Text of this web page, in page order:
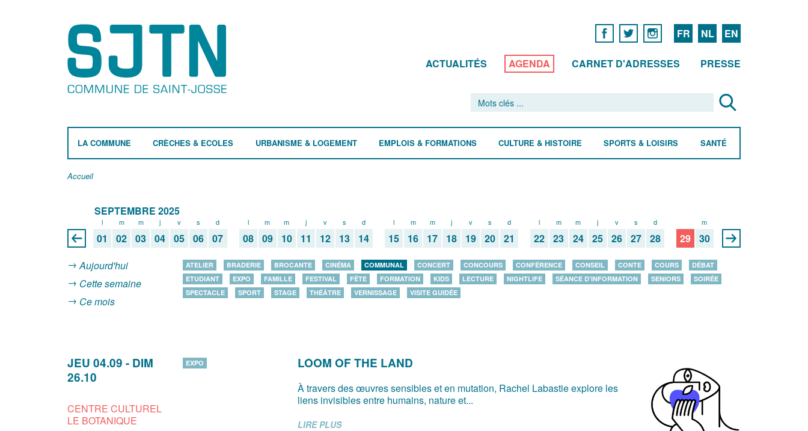
FR NL EN
ACTUALITÉS AGENDA CARNET D'ADRESSES PRESSE
LA COMMUNE CRÈCHES & ECOLES URBANISME & LOGEMENT EMPLOIS & FORMATIONS CULTURE & HISTOIRE SPORTS & LOISIRS SANTÉ
Accueil
SEPTEMBRE 2025
l
01
m
02
m
03
j
04
v
05
s
06
d
07
l
08
m
09
m
10
j
11
v
12
s
13
d
14
l
15
m
16
m
17
j
18
v
19
s
20
d
21
l
22
m
23
m
24
j
25
v
26
s
27
d
28 29
m
30
Aujourd'hui
Cette semaine
Ce mois
ATELIER BRADERIE BROCANTE CINÉMA COMMUNAL CONCERT CONCOURS CONFÉRENCE CONSEIL CONTE COURS
DÉBAT
ETUDIANT
EXPO FAMILLE FESTIVAL FÊTE FORMATION KIDS LECTURE NIGHTLIFE SÉANCE D'INFORMATION SENIORS
SOIRÉE
SPECTACLE
SPORT STAGE THÉÂTRE VERNISSAGE VISITE GUIDÉE
JEU 04.09 - DIM
26.10
CENTRE CULTUREL
LE BOTANIQUE
EXPO LOOM OF THE LAND
À travers des œuvres sensibles et en mutation, Rachel Labastie explore les
liens invisibles entre humains, nature et...
LIRE PLUS